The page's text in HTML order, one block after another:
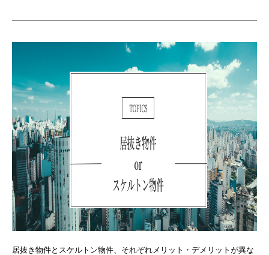
居抜き物件とスケルトン物件、それぞれメリット・デメリットが異な